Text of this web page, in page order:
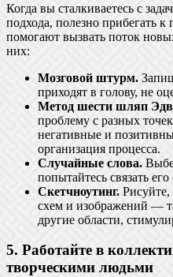
Когда вы сталкиваетесь с
подхода, полезно прибегать
помогают вызвать поток
них:
Мозговой штурм.
приходят в голову, не
Метод шести шляп
проблему с разных
негативные и
организация процесса.
Случайные слова.
попытайтесь связать
Скетчноутинг. Рисуйте,
схем и изображений —
другие области,
5. Работайте в
творческими людьми